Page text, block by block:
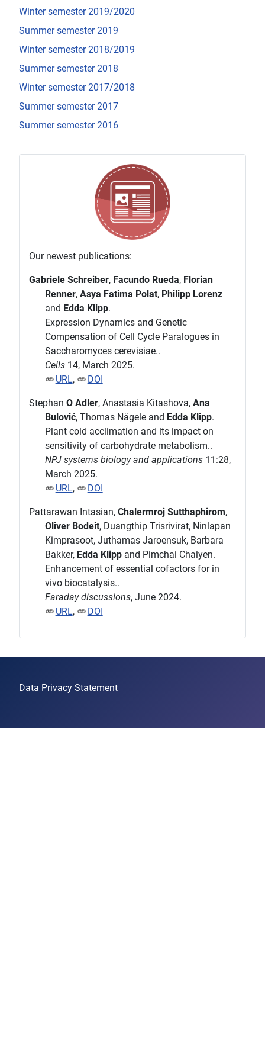
Winter semester 2019/2020
Summer semester 2019
Winter semester 2018/2019
Summer semester 2018
Winter semester 2017/2018
Summer semester 2017
Summer semester 2016
Our newest publications:
Gabriele Schreiber, Facundo Rueda, Florian
Renner, Asya Fatima Polat, Philipp Lorenz
and Edda Klipp.
Expression Dynamics and Genetic
Compensation of Cell Cycle Paralogues in
Saccharomyces cerevisiae..
Cells14, March 2025.
URL, DOI
Stephan O Adler, Anastasia Kitashova, Ana
Bulović, Thomas Nägele and Edda Klipp.
Plant cold acclimation and its impact on
sensitivity of carbohydrate metabolism..
NPJ systems biology and applications11:28,
March 2025.
URL, DOI
Pattarawan Intasian, Chalermroj Sutthaphirom,
Oliver Bodeit, Duangthip Trisrivirat, Ninlapan
Kimprasoot, Juthamas Jaroensuk, Barbara
Bakker, Edda Klippand Pimchai Chaiyen.
Enhancement of essential cofactors for in
vivo biocatalysis..
Faraday discussions, June 2024.
URL, DOI
Data Privacy Statement